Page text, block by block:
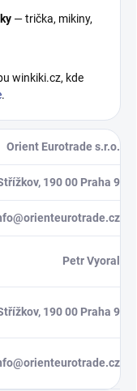
— trička, mikiny,
winkiki.cz, kde
.
Orient Eurotrade s.r.o.
190 00 Praha 9
Petr Vyoral
190 00 Praha 9